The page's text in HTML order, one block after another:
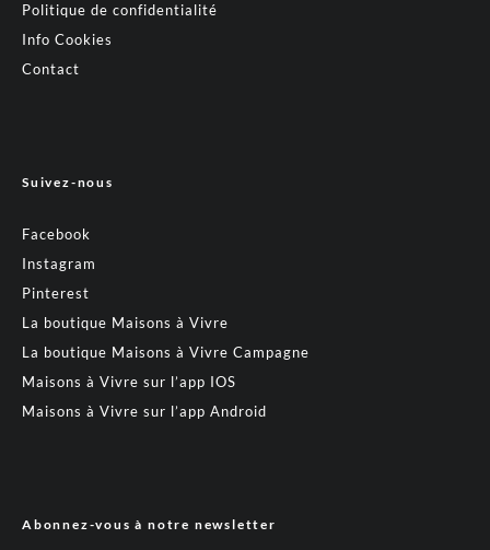
Politique de confidentialité
Info Cookies
Contact
Suivez-nous
Facebook
Instagram
Pinterest
La boutique Maisons à Vivre
La boutique Maisons à Vivre Campagne
Maisons à Vivre sur l’app IOS
Maisons à Vivre sur l’app Android
Abonnez-vous à notre newsletter